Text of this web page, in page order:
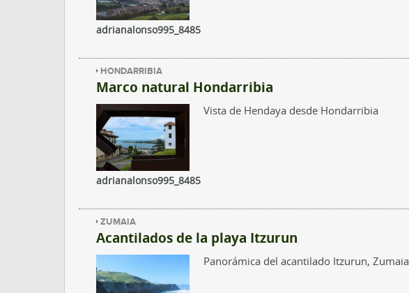
adrianalonso995_8485
HONDARRIBIA
Marco natural Hondarribia
Vista de Hendaya desde Hondarribia
adrianalonso995_8485
ZUMAIA
Acantilados de la playa Itzurun
Panorámica del acantilado Itzurun, Zumaia